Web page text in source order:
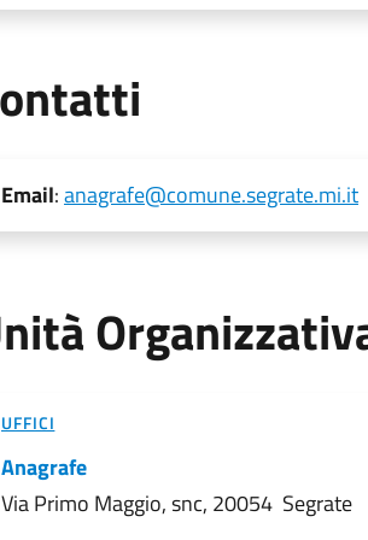
Email:anagrafe@comune.segrate.mi.it
UFFICI
Anagrafe
Via Primo Maggio, snc, 20054 Segrate